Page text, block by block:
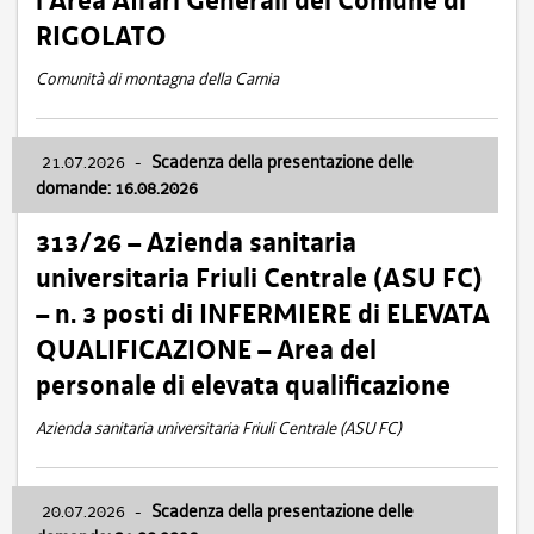
RIGOLATO
Comunità di montagna della Carnia
21.07.2026 - Scadenza della presentazione delle
domande: 16.08.2026
313/26 – Azienda sanitaria
universitaria Friuli Centrale (ASU FC)
– n. 3 posti di INFERMIERE di ELEVATA
QUALIFICAZIONE – Area del
personale di elevata qualificazione
Azienda sanitaria universitaria Friuli Centrale (ASU FC)
20.07.2026 - Scadenza della presentazione delle